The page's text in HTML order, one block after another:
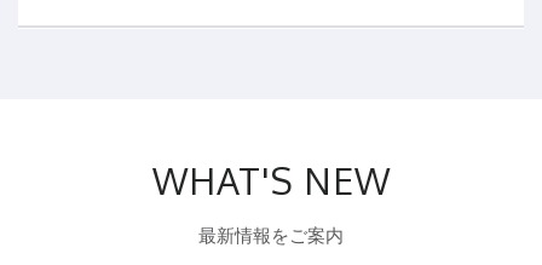
WHAT'S NEW
最新情報をご案内